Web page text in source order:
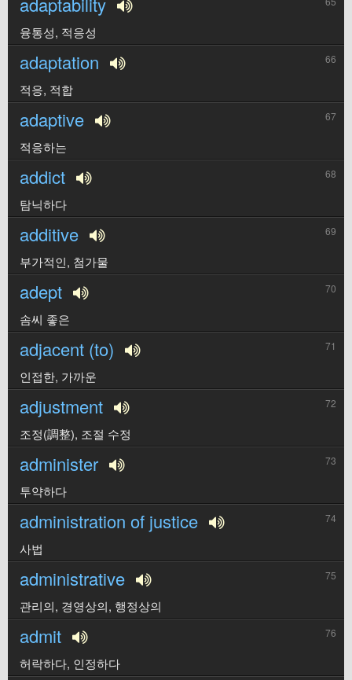
융통성, 적응성
adaptation 66
적응, 적합
adaptive 67
적응하는
addict 68
탐닉하다
additive 69
부가적인, 첨가물
adept 70
솜씨 좋은
adjacent (to) 71
인접한, 가까운
adjustment 72
조정(調整), 조절 수정
administer 73
투약하다
administration of justice 74
사법
administrative 75
관리의, 경영상의, 행정상의
admit 76
허락하다, 인정하다